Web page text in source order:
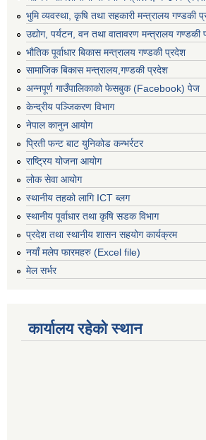
भुमि व्यवस्था, कृषि तथा सहकारी मन्त्रालय गण्डकी
उद्योग, पर्यटन, वन तथा वातावरण मन्त्रालय गण्डकी
भौतिक पूर्वाधार बिकास मन्त्रालय गण्डकी प्रदेश
सामाजिक बिकास मन्त्रालय,गण्डकी प्रदेश
अन्नपूर्ण गाउँपालिकाको फेसबुक (Facebook) पेज
केन्द्रीय पञ्जिकरण विभाग
नेपाल कानुन आयोग
प्रिती फन्ट बाट युनिकोड कन्भर्रटर
राष्ट्रिय योजना आयोग
लोक सेवा आयोग
स्थानीय तहको लागि ICT ब्लग
स्थानीय पूर्वाधार तथा कृषि सडक विभाग
प्रदेश तथा स्थानीय शासन सहयोग कार्यक्रम
नयाँ मलेप फारमहरु (Excel file)
मेल सर्भर
कार्यालय रहेको स्थान